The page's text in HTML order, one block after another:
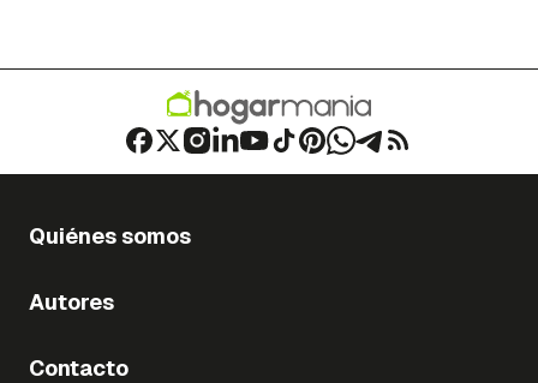
Quiénes somos
Autores
Contacto